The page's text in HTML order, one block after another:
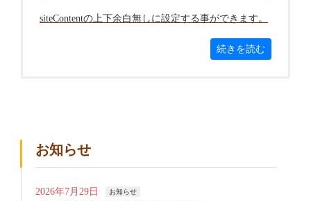
siteContentの上下余白無しに設定する事ができます。
続きを読む
お知らせ
2026年7月29日 お知らせ